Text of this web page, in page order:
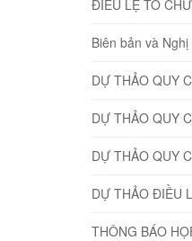
ĐIỀU LỆ TỔ
Biên bản và
DỰ THẢO QUY
DỰ THẢO QUY
DỰ THẢO QUY
DỰ THẢO ĐIỀU
THÔNG BÁO